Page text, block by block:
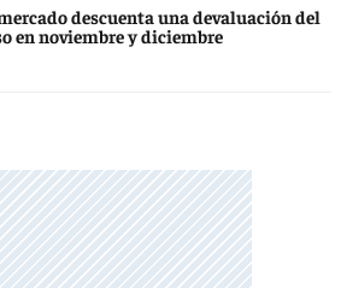
descuenta una devaluación del
en noviembre y diciembre